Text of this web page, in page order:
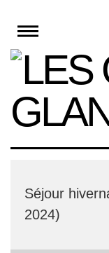
content
Séjour
2024)